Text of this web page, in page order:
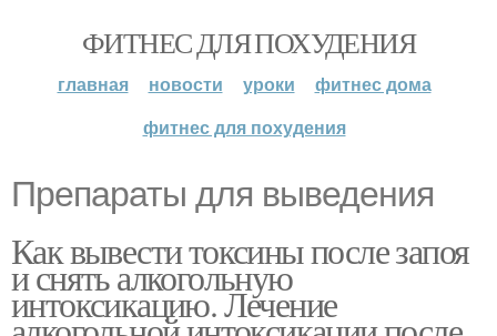
ФИТНЕС ДЛЯ ПОХУДЕНИЯ
главная новости уроки
фитнес дома
фитнес для похудения
Препараты для выведения
Как вывести токсины после запоя
и снять алкогольную
интоксикацию. Лечение